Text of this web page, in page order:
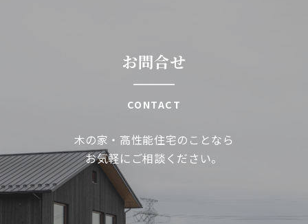
お問合せ
CONTACT
木の家・高性能住宅のことなら
お気軽にご相談ください。